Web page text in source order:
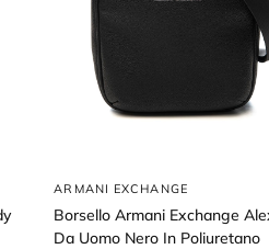
ARMANI EXCHANGE
Borsello Armani Exchange
Da Uomo Nero In Poliuretano